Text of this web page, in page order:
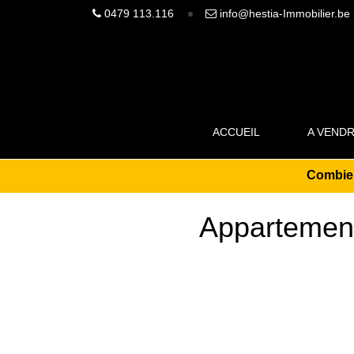
0479 113.116 info@hestia-Immobilier.be
ACCUEIL A